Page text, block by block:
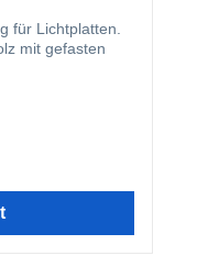
für Lichtplatten.
mit gefasten